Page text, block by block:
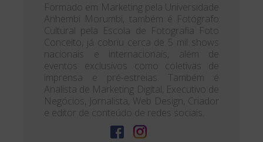
Formado em Marketing pela Universidade
Anhembi Morumbi, também é Fotógrafo
Cultural pela Escola de Fotografia Foto
Conceito, já cobriu cerca de 5 mil shows
nacionais e internacionais, além de
eventos exclusivos como coletivas de
imprensa e pré-estreias. Também é
Analista de Marketing Digital, Executivo de
Negócios, Jornalista, Web Design, Criador
e editor de conteúdo de redes sociais.